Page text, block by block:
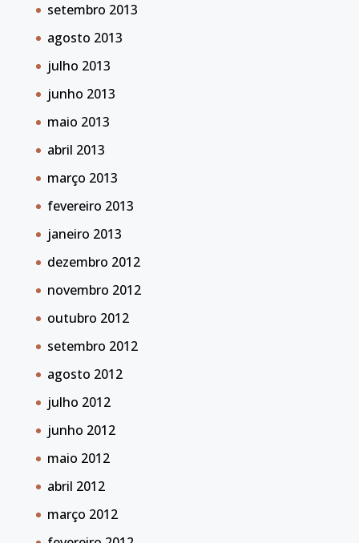
setembro 2013
agosto 2013
julho 2013
junho 2013
maio 2013
abril 2013
março 2013
fevereiro 2013
janeiro 2013
dezembro 2012
novembro 2012
outubro 2012
setembro 2012
agosto 2012
julho 2012
junho 2012
maio 2012
abril 2012
março 2012